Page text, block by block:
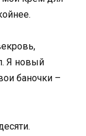
Я новый
баночки –